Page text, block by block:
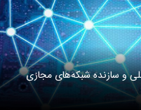
و سازنده شبکه‌های مجازی